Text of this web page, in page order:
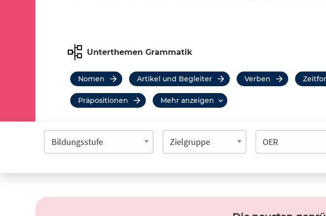
Unterthemen Grammatik
Nomen Artikel und Begleiter Verben
Präpositionen mehr anzeigen